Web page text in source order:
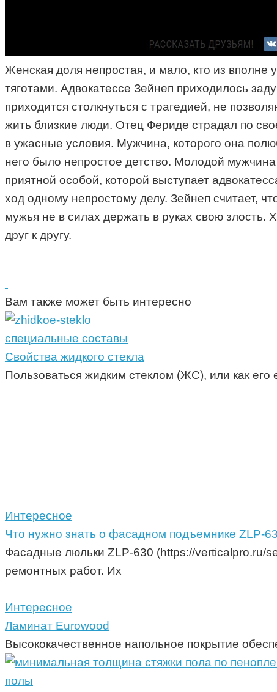
Женская доля непростая, и мало, кто из
тяготами. Адвокатессе Зейнеп приходилось
приходится столкнуться с трагедией, не
жить близкие люди. Отец Фериде страдал по
в ужасные условия. Мужчина, которого она
него было непростое детство. Молодой
приятной особой, которой выступает
ход одному непростому делу. Зейнеп считает,
мужья не в силах держать в руках свою злость.
друг к другу.
Вам также может быть интересно
специальные составы
Свойства жидкого стекла
Пользоваться жидким стеклом (ЖС), или как
Интересное
Что нужно знать о фасадном подъемнике ZLP-
Фасадные люльки ZLP-630 (https://verticalpro.ru/
ремонтных работ. Их
Интересное
Ламинат Eurowood
Высококачественное напольное покрытие
полы